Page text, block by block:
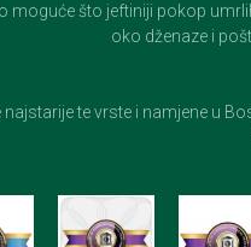
moguće što jeftiniji pokop
oko dženaze i
te vrste i namjene u